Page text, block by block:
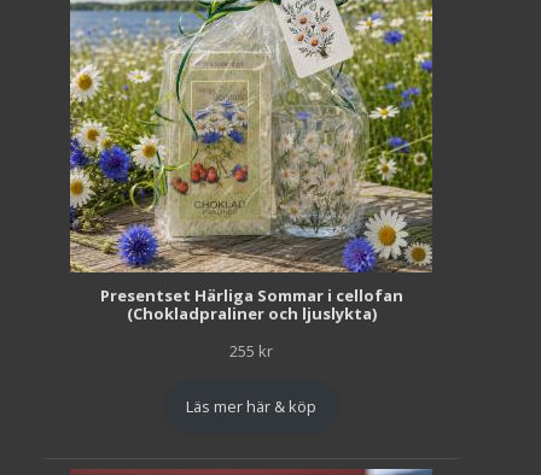
Presentset Härliga Sommar i cellofan
(Chokladpraliner och ljuslykta)
255 kr
Läs mer här & köp